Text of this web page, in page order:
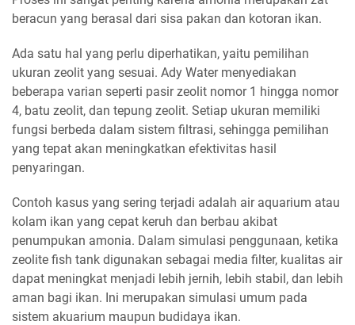
beracun yang berasal dari sisa pakan dan kotoran ikan.
Ada satu hal yang perlu diperhatikan, yaitu pemilihan
ukuran zeolit yang sesuai. Ady Water menyediakan
beberapa varian seperti pasir zeolit nomor 1 hingga nomor
4, batu zeolit, dan tepung zeolit. Setiap ukuran memiliki
fungsi berbeda dalam sistem filtrasi, sehingga pemilihan
yang tepat akan meningkatkan efektivitas hasil
penyaringan.
Contoh kasus yang sering terjadi adalah air aquarium atau
kolam ikan yang cepat keruh dan berbau akibat
penumpukan amonia. Dalam simulasi penggunaan, ketika
zeolite fish tank digunakan sebagai media filter, kualitas air
dapat meningkat menjadi lebih jernih, lebih stabil, dan lebih
aman bagi ikan. Ini merupakan simulasi umum pada
sistem akuarium maupun budidaya ikan.